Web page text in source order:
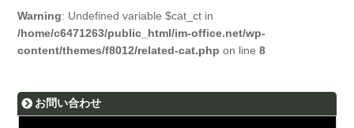
Warning: Undefined variable $cat_ct in
/home/c6471263/public_html/im-office.net/wp-
content/themes/f8012/related-cat.php on line8
お問い合わせ